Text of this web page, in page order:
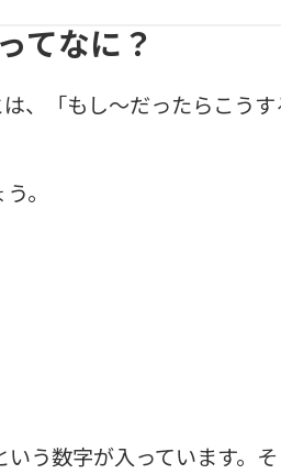
てなに？
、「もし～だったらこうす
。
う数字が入っています。そ